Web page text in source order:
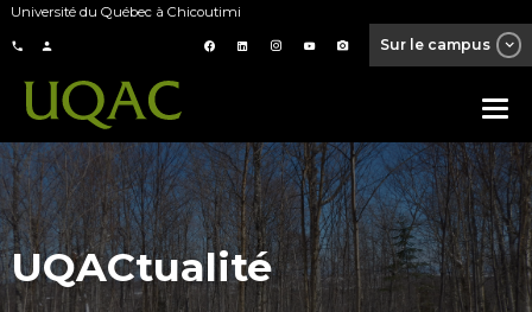
Université du Québec à Chicoutimi
Sur le campus
UQACtualité